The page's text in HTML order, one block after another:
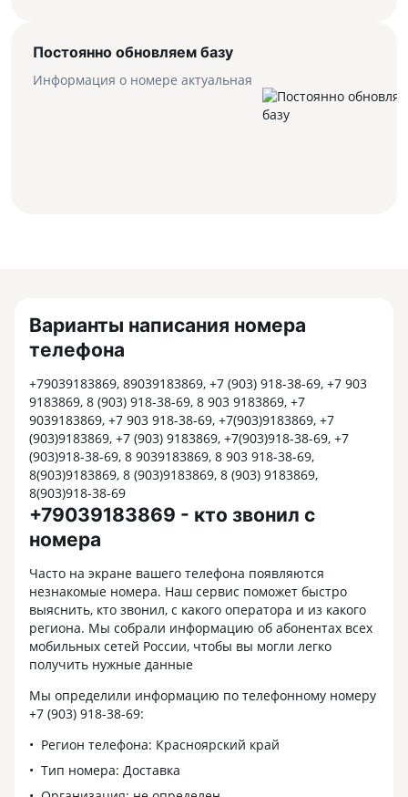
Постоянно обновляем базу
Информация о номере актуальная
Варианты написания номера
телефона
+79039183869, 89039183869, +7 (903) 918-38-69, +7 903
9183869, 8 (903) 918-38-69, 8 903 9183869, +7
9039183869, +7 903 918-38-69, +7(903)9183869, +7
(903)9183869, +7 (903) 9183869, +7(903)918-38-69, +7
(903)918-38-69, 8 9039183869, 8 903 918-38-69,
8(903)9183869, 8 (903)9183869, 8 (903) 9183869,
8(903)918-38-69
+79039183869 - кто звонил с
номера
Часто на экране вашего телефона появляются
незнакомые номера. Наш сервис поможет быстро
выяснить, кто звонил, с какого оператора и из какого
региона. Мы собрали информацию об абонентах всех
мобильных сетей России, чтобы вы могли легко
получить нужные данные
Мы определили информацию по телефонному номеру
+7 (903) 918-38-69:
Регион телефона: Красноярский край
Тип номера: Доставка